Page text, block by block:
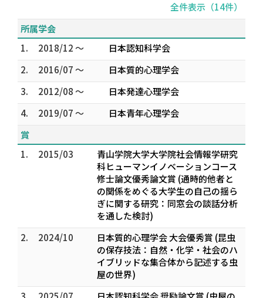
全件表示（14件）
所属学会
1.
2018/12 ～
日本認知科学会
2.
2016/07 ～
日本質的心理学会
3.
2012/08 ～
日本発達心理学会
4.
2019/07 ～
日本青年心理学会
賞
1.
2015/03
青山学院大学大学院社会情報学研究
科ヒューマンイノベーションコース
修士論文優秀論文賞 (通時的他者と
の関係をめぐる大学生の自己の揺ら
ぎに関する研究：同窓会の談話分析
を通した検討)
2.
2024/10
日本質的心理学会 大会優秀賞 (昆虫
の保存技法：自然・化学・社会のハ
イブリッドな集合体から記述する虫
屋の世界)